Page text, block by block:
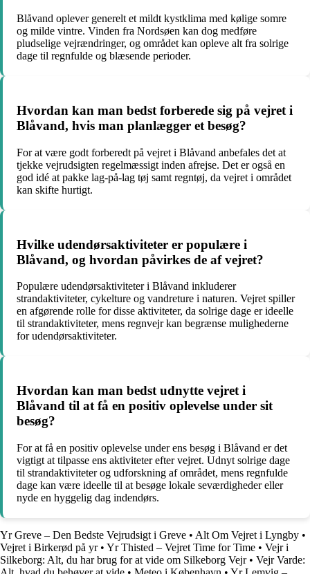
Blåvand oplever generelt et mildt kystklima med kølige somre
og milde vintre. Vinden fra Nordsøen kan dog medføre
pludselige vejrændringer, og området kan opleve alt fra solrige
dage til regnfulde og blæsende perioder.
Hvordan kan man bedst forberede sig på vejret i
Blåvand, hvis man planlægger et besøg?
For at være godt forberedt på vejret i Blåvand anbefales det at
tjekke vejrudsigten regelmæssigt inden afrejse. Det er også en
god idé at pakke lag-på-lag tøj samt regntøj, da vejret i området
kan skifte hurtigt.
Hvilke udendørsaktiviteter er populære i
Blåvand, og hvordan påvirkes de af vejret?
Populære udendørsaktiviteter i Blåvand inkluderer
strandaktiviteter, cykelture og vandreture i naturen. Vejret spiller
en afgørende rolle for disse aktiviteter, da solrige dage er ideelle
til strandaktiviteter, mens regnvejr kan begrænse mulighederne
for udendørsaktiviteter.
Hvordan kan man bedst udnytte vejret i
Blåvand til at få en positiv oplevelse under sit
besøg?
For at få en positiv oplevelse under ens besøg i Blåvand er det
vigtigt at tilpasse ens aktiviteter efter vejret. Udnyt solrige dage
til strandaktiviteter og udforskning af området, mens regnfulde
dage kan være ideelle til at besøge lokale seværdigheder eller
nyde en hyggelig dag indendørs.
Yr Greve – Den Bedste Vejrudsigt i Greve • Alt Om Vejret i Lyngby •
Vejret i Birkerød på yr• Yr Thisted – Vejret Time for Time • Vejr i
Silkeborg: Alt, du har brug for at vide om Silkeborg Vejr• Vejr Varde: